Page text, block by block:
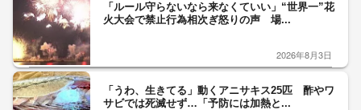
「ルール守らないなら来なくていい」“世界一”花
火大会で禁止行為相次ぎ怒りの声 場...
2026年8月3日
「うわ、生きてる」動くアニサキス25匹 酢やワ
サビでは死滅せず…「予防には加熱と...